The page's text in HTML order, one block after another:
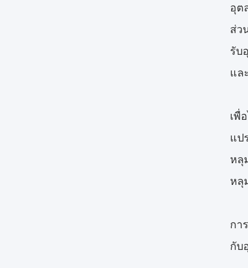
อุต
ส่ว
รับ
แล
เพื่
แป
หลุ
หลุ
กา
กับ